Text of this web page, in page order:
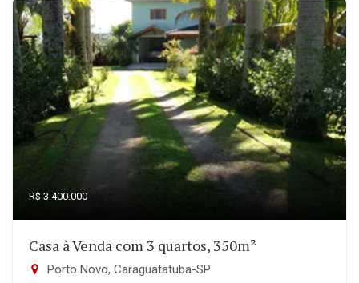
R$ 3.400.000
Casa à Venda com 3 quartos, 350m²
Porto Novo, Caraguatatuba-SP